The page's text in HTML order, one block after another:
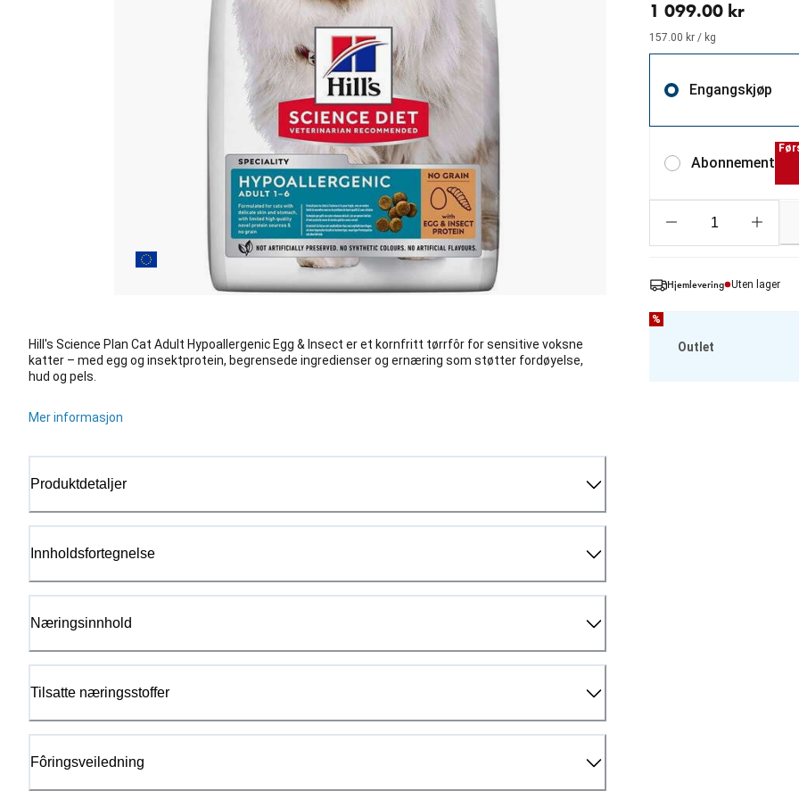
Hill's Science Plan Cat Adult Hypoallergenic Egg & Insect er et kornfritt tørrfôr for sensitive voksne
katter – med egg og insektprotein, begrensede ingredienser og ernæring som støtter fordøyelse,
hud og pels.
Mer informasjon
Produktdetaljer
Innholdsfortegnelse
Næringsinnhold
Tilsatte næringsstoffer
Fôringsveiledning
1 099.00 kr
157.00 kr / kg
Engangskjøp
Abonnement
Hjemlevering Uten lager
%
Outlet